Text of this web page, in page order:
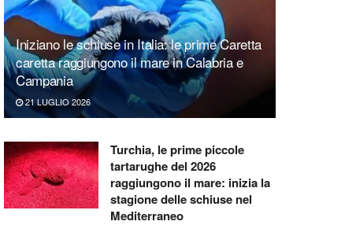
Iniziano le schiuse in Italia: le prime Caretta
caretta raggiungono il mare in Calabria e
Campania
21 LUGLIO 2026
Turchia, le prime piccole
tartarughe del 2026
raggiungono il mare: inizia la
stagione delle schiuse nel
Mediterraneo